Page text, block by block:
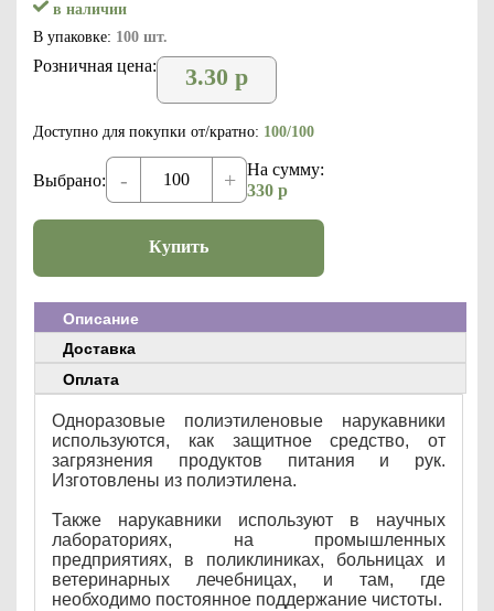
в наличии
В упаковке: 100 шт.
Розничная цена: 3.30 р
Доступно для покупки от/кратно: 100/100
Выбрано: - +
На сумму:
330 р
Купить
Описание
Доставка
Оплата
Одноразовые полиэтиленовые нарукавники
используются, как защитное средство, от
загрязнения продуктов питания и рук.
Изготовлены из полиэтилена.
Также нарукавники используют в научных
лабораториях, на промышленных
предприятиях, в поликлиниках, больницах и
ветеринарных лечебницах, и там, где
необходимо постоянное поддержание чистоты.